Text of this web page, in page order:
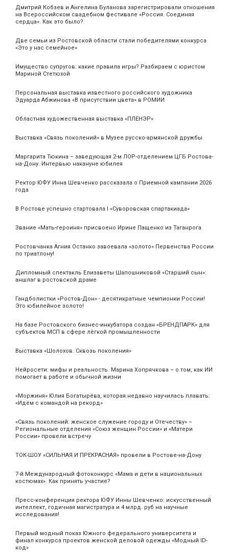
Дмитрий Кобзев и Ангелина Буланова зарегистрировали отношения
на Всероссийском свадебном фестивале «Россия. Соединяя
сердца». Как это было?
Две семьи из Ростовской области стали победителями конкурса
«Это у нас семейное»
Имущество супругов: какие правила игры? Разбираем с юристом
Мариной Стетюхой
Персональная выставка известного российского художника
Эдуарда Абжинова «В присутствии цвета» в РОМИИ
Областная художественная выставка «ПЛЕНЭР»
Выставка «Связь поколений» в Музее русско-армянской дружбы
Маргарита Тюкина – заведующая 2-м ЛОР-отделением ЦГБ Ростова-
на-Дону. Интервью накануне юбилея
Ректор ЮФУ Инна Шевченко рассказала о Приемной кампании 2026
года
В Ростове успешно стартовала I «Суворовская спартакиада»
Звание «Мать‑героиня» присвоено Ирине Пащенко из Таганрога
Ростовчанка Агния Останко завоевала «золото» Первенства России
по триатлону!
Дипломный спектакль Елизаветы Шапошниковой «Старший сын»:
аншлаг в ростовской драме
Гандболистки «Ростов-Дон» - десятикратные чемпионки России!
Это юбилейное золото!
На базе Ростовского бизнес-инкубатора создан «БРЕНДПАРК» для
субъектов МСП в сфере лёгкой промышленности
Выставка «Шолохов. Сквозь поколения»
Нейросети: мифы и реальность. Марина Хопрячкова – о том, как ИИ
помогает в работе и обычной жизни
«Моржиня» Юлия Богатырёва, которая недавно научилась плавать:
«Идём с командой на рекорд»
«Связь поколений: женское служение городу и Отечеству» –
Региональные отделения «Союз женщин России» и «Матери
России» провели встречу
ТОК-ШОУ «СИЛЬНАЯ И ПРЕКРАСНАЯ» провели в Ростове-на-Дону
7-й Международный фотоконкурс «Мама и дети в национальных
костюмах». Как принять участие?
Пресс-конференция ректора ЮФУ Инны Шевченко: искусственный
интеллект, годичная магистратура и 4 млрд. руб на научные
исследования!
Первый модный показ Южного федерального университета и
финал конкурса проектов женской деловой одежды «Модный ID-
код»